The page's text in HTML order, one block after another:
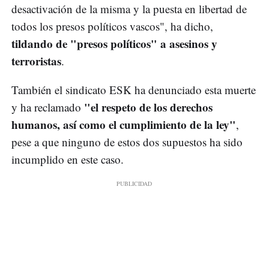
desactivación de la misma y la puesta en libertad de
todos los presos políticos vascos", ha dicho,
tildando de "presos políticos" a asesinos y
terroristas.
También el sindicato ESK ha denunciado esta muerte
y ha reclamado "el respeto de los derechos
humanos, así como el cumplimiento de la ley",
pese a que ninguno de estos dos supuestos ha sido
incumplido en este caso.